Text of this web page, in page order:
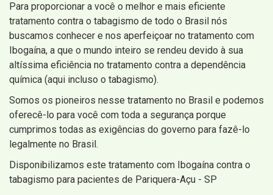
Para proporcionar a você o melhor e mais eficiente
tratamento contra o tabagismo de todo o Brasil nós
buscamos conhecer e nos aperfeiçoar no tratamento com
Ibogaína, a que o mundo inteiro se rendeu devido à sua
altíssima eficiência no tratamento contra a dependência
química (aqui incluso o tabagismo).
Somos os pioneiros nesse tratamento no Brasil e podemos
oferecê-lo para você com toda a segurança porque
cumprimos todas as exigências do governo para fazê-lo
legalmente no Brasil.
Disponibilizamos este tratamento com Ibogaína contra o
tabagismo para pacientes de Pariquera-Açu - SP